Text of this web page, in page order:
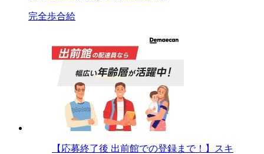
完全歩合給
【応募終了後 出前館での登録まで！】スキ